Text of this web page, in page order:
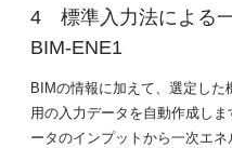
標準入力法による
BIM-ENE1
BIMの情報に加えて、選定し
用の入力データを自動作成し
ータのインプットから一次エ